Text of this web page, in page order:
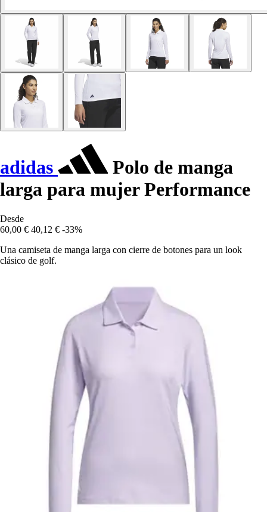
adidas
Polo de manga
larga para mujer Performance
Desde
60,00 € 40,12 € -33%
Una camiseta de manga larga con cierre de botones para un look
clásico de golf.